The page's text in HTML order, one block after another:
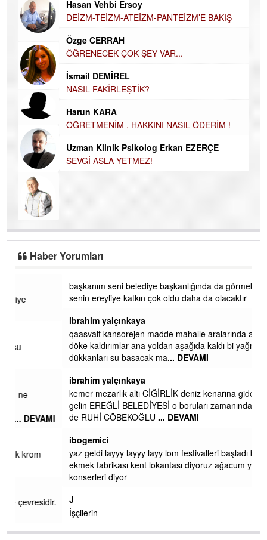
Hasan Vehbi Ersoy
DEİZM-TEİZM-ATEİZM-PANTEİZM’E BAKIŞ
Özge CERRAH
ÖĞRENECEK ÇOK ŞEY VAR...
İsmail DEMİREL
NASIL FAKİRLEŞTİK?
Harun KARA
ÖĞRETMENİM , HAKKINI NASIL ÖDERİM !
Uzman Klinik Psikolog Erkan EZERÇE
SEVGİ ASLA YETMEZ!
başkanım seni belediye başkanlığında da görmek isteriz
ibrahim yalçınkaya
qaasvalt kansorejen madde mahalle aralarında asvalt döke
döke kaldırımlar ana yoldan aşağıda kaldı bi yağmurda
ibrahim yalçınkaya
kemer mezarlık altı CİĞİRLİK deniz kenarına giden yola
gelin EREĞLİ BELEDİYESİ o boruları zamanında tüm ereğli
ibogemici
yaz geldi layyy layyy layy lom festivalleri başladı biz halk
ekmek fabrikası kent lokantası diyoruz ağacum yaz
İşçilerin